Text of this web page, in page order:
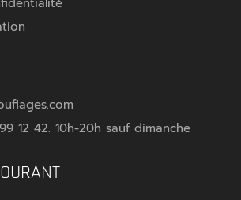
(3 avis)
12 42. 10h-20h sauf dimanche